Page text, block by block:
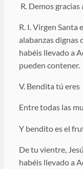
R. Demos gracias
R. I. Virgen Santa
alabanzas dignas
habéis llevado a
pueden contener.
V. Bendita tú eres
Entre todas las
Y bendito es el
De tu vientre,
habéis llevado a